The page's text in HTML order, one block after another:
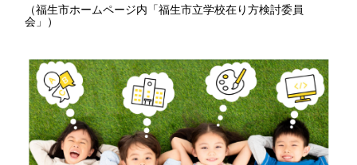
（福生市ホームページ内「福生市立学校在り方検討委員
会」）